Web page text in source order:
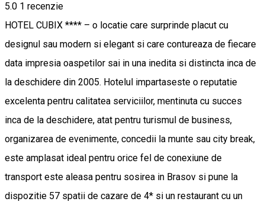
5.0 1 recenzie
HOTEL CUBIX **** – o locatie care surprinde placut cu
designul sau modern si elegant si care contureaza de fiecare
data impresia oaspetilor sai in una inedita si distincta inca de
la deschidere din 2005. Hotelul impartaseste o reputatie
excelenta pentru calitatea serviciilor, mentinuta cu succes
inca de la deschidere, atat pentru turismul de business,
organizarea de evenimente, concedii la munte sau city break,
este amplasat ideal pentru orice fel de conexiune de
transport este aleasa pentru sosirea in Brasov si pune la
dispozitie 57 spatii de cazare de 4* si un restaurant cu un